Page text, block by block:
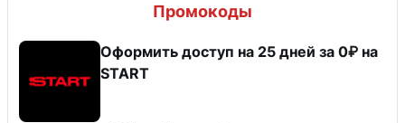
Промокоды
Оформить доступ на 25 дней за 0₽ на
START